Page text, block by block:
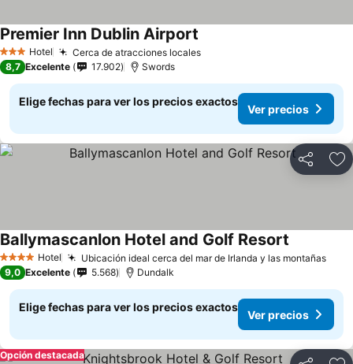
3 Estrellas
Hotel Cerca de atracciones locales
Premier Inn Dublin Airport
8,7 Excelente 17.902 Swords
Elige fechas para ver los precios exactos
Ver precios
Compartir
4 EstrellasHotel Ubicación ideal cerca del mar de Irlanda y las montañas
Ballymascanlon Hotel and Golf Resort
9,0 Excelente 5.568 Dundalk
Elige fechas para ver los precios exactos
Ver precios
Opción destacada